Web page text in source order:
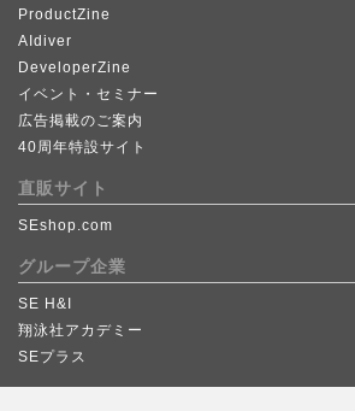
ProductZine
AIdiver
DeveloperZine
イベント・セミナー
広告掲載のご案内
40周年特設サイト
直販サイト
SEshop.com
グループ企業
SE H&I
翔泳社アカデミー
SEプラス